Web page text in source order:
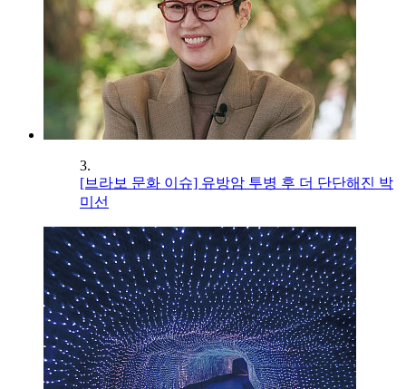
3.
[브라보 문화 이슈] 유방암 투병 후 더 단단해진 박
미선